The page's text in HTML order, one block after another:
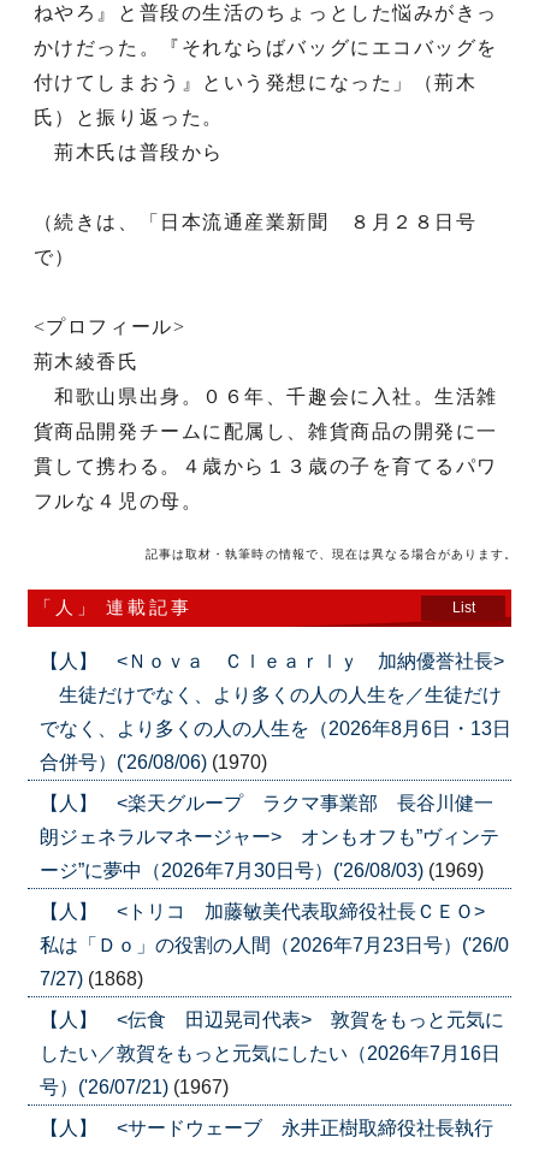
ねやろ』と普段の生活のちょっとした悩みがきっ
かけだった。『それならばバッグにエコバッグを
付けてしまおう』という発想になった」（荊木
氏）と振り返った。
荊木氏は普段から
（続きは、「日本流通産業新聞 ８月２８日号
で）
<プロフィール>
荊木綾香氏
和歌山県出身。０６年、千趣会に入社。生活雑
貨商品開発チームに配属し、雑貨商品の開発に一
貫して携わる。４歳から１３歳の子を育てるパワ
フルな４児の母。
記事は取材・執筆時の情報で、現在は異なる場合があります。
「人」 連載記事 List
【人】 <Ｎｏｖａ Ｃｌｅａｒｌｙ 加納優誉社長>
生徒だけでなく、より多くの人の人生を／生徒だけ
でなく、より多くの人の人生を（2026年8月6日・13日
合併号）('26/08/06) (1970)
【人】 <楽天グループ ラクマ事業部 長谷川健一
朗ジェネラルマネージャー> オンもオフも”ヴィンテ
ージ”に夢中（2026年7月30日号）('26/08/03) (1969)
【人】 <トリコ 加藤敏美代表取締役社長ＣＥＯ>
私は「Ｄｏ」の役割の人間（2026年7月23日号）('26/0
7/27) (1868)
【人】 <伝食 田辺晃司代表> 敦賀をもっと元気に
したい／敦賀をもっと元気にしたい（2026年7月16日
号）('26/07/21) (1967)
【人】 <サードウェーブ 永井正樹取締役社長執行